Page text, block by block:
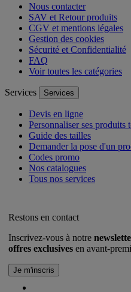
Nous contacter
SAV et Retour produits
CGV et mentions légales
Gestion des cookies
Sécurité et Confidentialité
FAQ
Voir toutes les catégories
Services Services
Devis en ligne
Personnaliser ses produits
Guide des tailles
Demander la pose d'un
Codes promo
Nos catalogues
Tous nos services
Restons en contact
Inscrivez-vous à notre
offres exclusives en avant-